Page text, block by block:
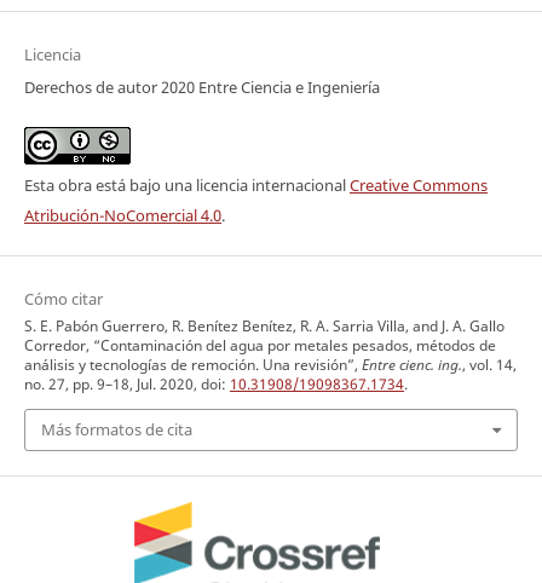
Licencia
Derechos de autor 2020 Entre Ciencia e Ingeniería
Esta obra está bajo una licencia internacionalCreative Commons
Atribución-NoComercial 4.0.
Cómo citar
S. E. Pabón Guerrero, R. Benítez Benítez, R. A. Sarria Villa, and J. A. Gallo
Corredor, “Contaminación del agua por metales pesados, métodos de
análisis y tecnologías de remoción. Una revisión”, Entre cienc. ing., vol. 14,
no. 27, pp. 9–18, Jul. 2020, doi: 10.31908/19098367.1734.
Más formatos de cita